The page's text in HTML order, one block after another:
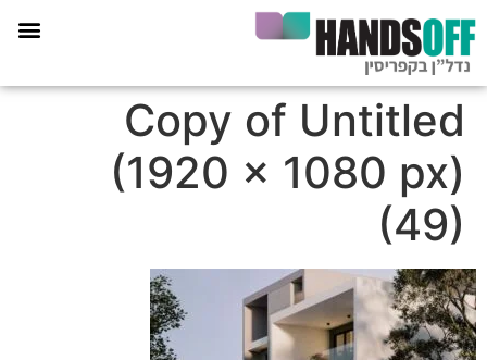
Copy of Untitled
(1920 × 1080 px)
(49)